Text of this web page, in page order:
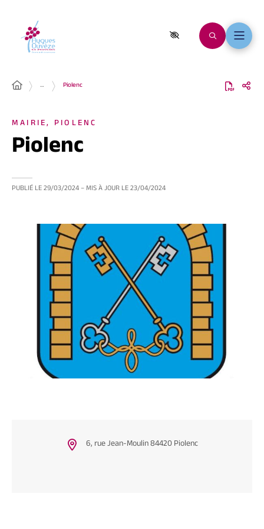
… Piolenc
MAIRIE, PIOLENC
Piolenc
PUBLIÉ LE29/03/2024 – MIS À JOUR LE23/04/2024
6, rue Jean-Moulin 84420 Piolenc